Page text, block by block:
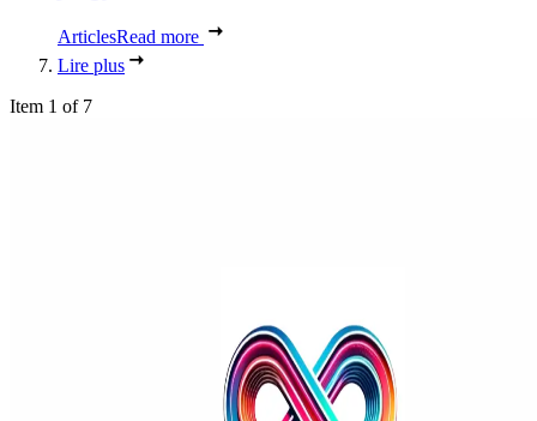
ArticlesRead more
Lire plus
Item 1 of 7